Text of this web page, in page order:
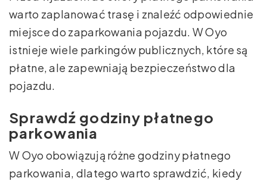
warto zaplanować trasę i znaleźć odpowiednie
miejsce do zaparkowania pojazdu. W Oyo
istnieje wiele parkingów publicznych, które są
płatne, ale zapewniają bezpieczeństwo dla
pojazdu.
Sprawdź godziny płatnego
parkowania
W Oyo obowiązują różne godziny płatnego
parkowania, dlatego warto sprawdzić, kiedy